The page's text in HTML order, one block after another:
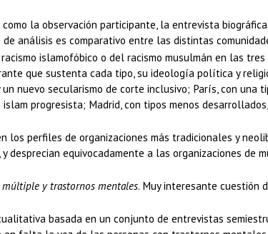
la observación participante, la entrevista
análisis es comparativo entre las distintas
islamofóbico o del racismo musulmán en las
que sustenta cada tipo, su ideología política y
nuevo secularismo de corte inclusivo; París, con una
progresista; Madrid, con tipos menos
perfiles de organizaciones más tradicionales y
equivocadamente a las organizaciones de
y trastornos mentales. Muy interesante cuestión
basada en un conjunto de entrevistas